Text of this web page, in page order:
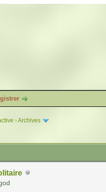
›Archives